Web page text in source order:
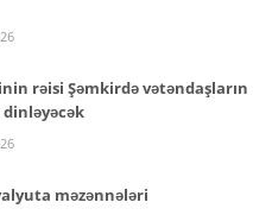
rəisi Şəmkirdə vətəndaşların
məzənnələri